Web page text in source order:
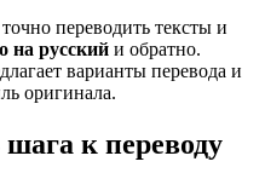
переводить тексты и
на русский и обратно.
варианты перевода и
оригинала.
к переводу